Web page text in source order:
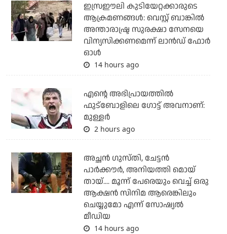
ഇസ്രഈലി കുടിയേറ്റക്കാരുടെ
ആക്രമണങ്ങള്‍: വെസ്റ്റ് ബാങ്കില്‍
അന്താരാഷ്ട്ര സുരക്ഷാ സേനയെ
വിന്യസിക്കണമെന്ന് ലാന്‍ഡ് ഫോര്‍
ഓള്‍
14 hours ago
എന്റെ അഭിപ്രായത്തില്‍
ഫുട്‌ബോളിലെ ഗോട്ട് അവനാണ്:
മുള്ളര്‍
2 hours ago
അച്ഛന്‍ ഗുസ്തി, ചേട്ടന്‍
പാര്‍ക്കൗര്‍, അനിയത്തി മൊയ്
തായ്.... മൂന്ന് പേരെയും വെച്ച് ഒരു
ആക്ഷന്‍ സിനിമ ആരെങ്കിലും
ചെയ്യുമോ എന്ന് സോഷ്യല്‍
മീഡിയ
14 hours ago